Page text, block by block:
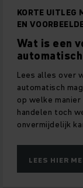
MET VOORDELEN
volledig
magazijn?
wat een volledig
inhoudt en
menselijk
en
zijn.